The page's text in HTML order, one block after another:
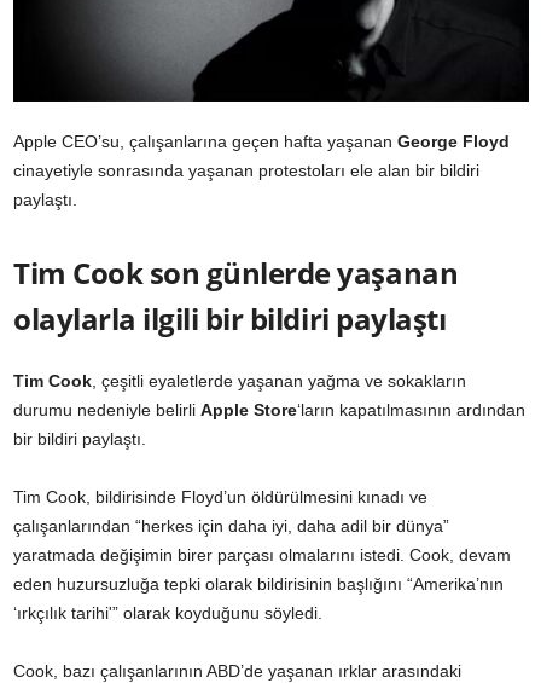
Apple CEO’su, çalışanlarına geçen hafta yaşanan George Floyd
cinayetiyle sonrasında yaşanan protestoları ele alan bir bildiri
paylaştı.
Tim Cook son günlerde yaşanan
olaylarla ilgili bir bildiri paylaştı
Tim Cook , çeşitli eyaletlerde yaşanan yağma ve sokakların
durumu nedeniyle belirli Apple Store‘ların kapatılmasının ardından
bir bildiri paylaştı.
Tim Cook, bildirisinde Floyd’un öldürülmesini kınadı ve
çalışanlarından “herkes için daha iyi, daha adil bir dünya”
yaratmada değişimin birer parçası olmalarını istedi. Cook, devam
eden huzursuzluğa tepki olarak bildirisinin başlığını “Amerika’nın
‘ırkçılık tarihi'” olarak koyduğunu söyledi.
Cook, bazı çalışanlarının ABD’de yaşanan ırklar arasındaki